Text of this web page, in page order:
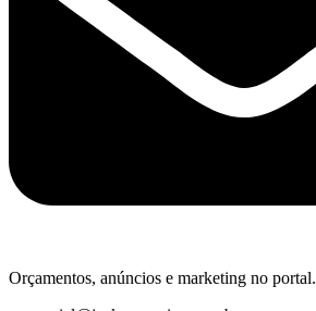
Orçamentos, anúncios e marketing no portal.